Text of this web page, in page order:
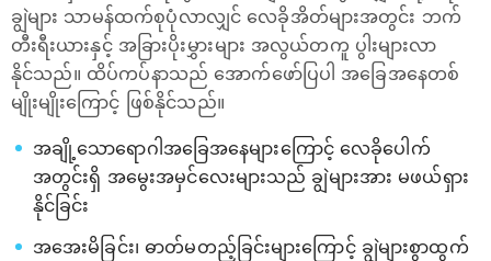
ချွဲများ သာမန်ထက်စုပုံလာလျှင် လေခိုအိတ်များအတွင်း ဘက်
တီးရီးယားနှင့် အခြားပိုးမွှားများ အလွယ်တကူ ပွါးများလာ
နိုင်သည်။ ထိပ်ကပ်နာသည် အောက်ဖော်ပြပါ အခြေအနေတစ်
မျိုးမျိုးကြောင့် ဖြစ်နိုင်သည်။
အချို့သောရောဂါအခြေအနေများကြောင့် လေခိုပေါက်
အတွင်းရှိ အမွေးအမှင်လေးများသည် ချွဲများအား မဖယ်ရှား
နိုင်ခြင်း
အအေးမိခြင်း၊ ဓာတ်မတည့်ခြင်းများကြောင့် ချွဲများစွာထွက်